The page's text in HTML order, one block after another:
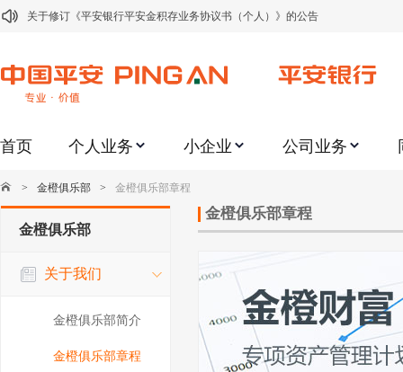
关于修订《平安银行平安金积存业务协议书（个人）》的公告
关于2021年劳动节期间代理贵金属业务风险提示的通知
关于加强代理贵金属业务风险防范的提示
关于进一步加强代理贵金属业务风险防范的提示
关于平安银行电子版信用卡更名为平安银行数字信用卡的公告
首页 个人业务 小企业 公司业务
> 金橙俱乐部 > 金橙俱乐部章程
金橙俱乐部
关于我们
金橙俱乐部简介
金橙俱乐部章程
金橙俱乐部章程